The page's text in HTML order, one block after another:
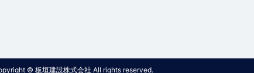
© 板垣建設株式会社 All rights reserved.